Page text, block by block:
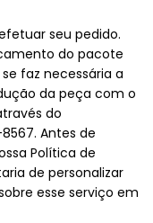
seu pedido.
do pacote
faz necessária a
da peça com o
do
Antes de
Política de
de personalizar
esse serviço em